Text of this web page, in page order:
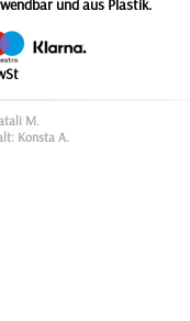
und aus Plastik.
M.
Konsta A.